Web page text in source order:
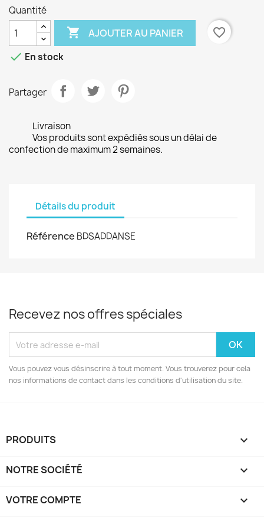
Quantité
 AJOUTER AU PANIER
favorite_border
 En stock
Partager
Livraison
Vos produits sont expédiés sous un délai de
confection de maximum 2 semaines.
Détails du produit
Référence BDSADDANSE
Recevez nos offres spéciales
Vous pouvez vous désinscrire à tout moment. Vous trouverez pour cela
nos informations de contact dans les conditions d'utilisation du site.
PRODUITS 
NOTRE SOCIÉTÉ 
VOTRE COMPTE 